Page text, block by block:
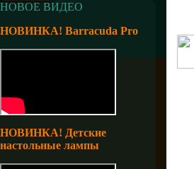
НОВОЕ ВИДЕО
НОВИНКА! Barracuda Pro
НОВИНКА! Детские
настольные лампы